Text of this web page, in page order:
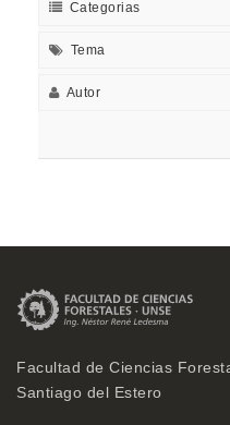
Categorias
Tema
Autor
Facultad de Ciencias
Santiago del Estero